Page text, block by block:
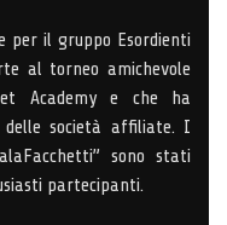
per il gruppo Esordienti
al torneo amichevole
Academy e che ha
delle società affiliate. I
sono stati
partecipanti.